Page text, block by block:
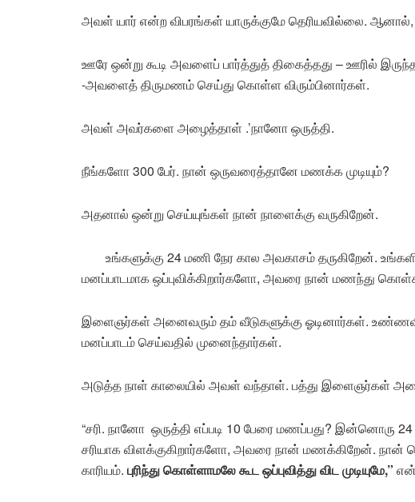
அவள் யார் என்ற விபரங்கள் யாருக்குமே தெரியவில்லை.
ஊரே ஒன்று கூடி அவளைப் பார்த்துத் திகைத்தது – ஊரில்
-அவளைத் திருமணம் செய்து கொள்ள விரும்பினார்கள்.
அவள் அவர்களை அழைத்தாள் .’நானோ ஒருத்தி.
நீங்களோ 300 பேர். நான் ஒருவரைத்தானே மணக்க முடியும்?
அதனால் ஒன்று செய்யுங்கள் நான் நாளைக்கு வருகிறேன்.
உங்களுக்கு 24 மணி நேர கால அவகாசம் தருகிறேன்.
மனப்பாடமாக ஒப்புவிக்கிறார்களோ, அவரை நான் மணந்து
இளைஞர்கள் அனைவரும் தம் வீடுகளுக்கு ஓடினார்கள்.
மனப்பாடம் செய்வதில் முனைந்தார்கள்.
அடுத்த நாள் காலையில் அவள் வந்தாள். பத்து இளைஞர்கள் அதை
“சரி. நானோ ஒருத்தி எப்படி 10 பேரை மணப்பது? இன்னொரு
சரியாக விளக்குகிறார்களோ, அவரை நான் மணக்கிறேன். நான்
காரியம். புரிந்து கொள்ளாமலே கூட ஒப்புவித்து விட முடியுமே,”